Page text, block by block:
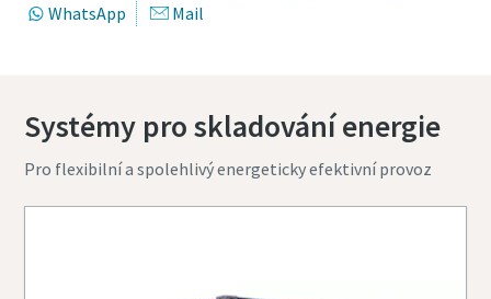
WhatsApp
Mail
Systémy pro skladování energie
Pro flexibilní a spolehlivý energeticky efektivní provoz